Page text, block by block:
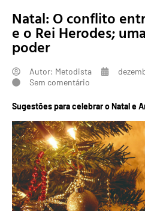
Natal: O conflito
e o Rei Herodes;
poder
Autor: Metodista
Sem comentário
Sugestões para celebrar oNatal e